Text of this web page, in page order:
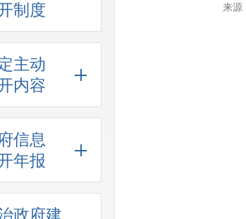
制度
主动
内容
信息
年报
政府建
来源